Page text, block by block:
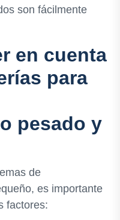
son fácilmente
en cuenta
para
pesado y
de
es importante
factores: